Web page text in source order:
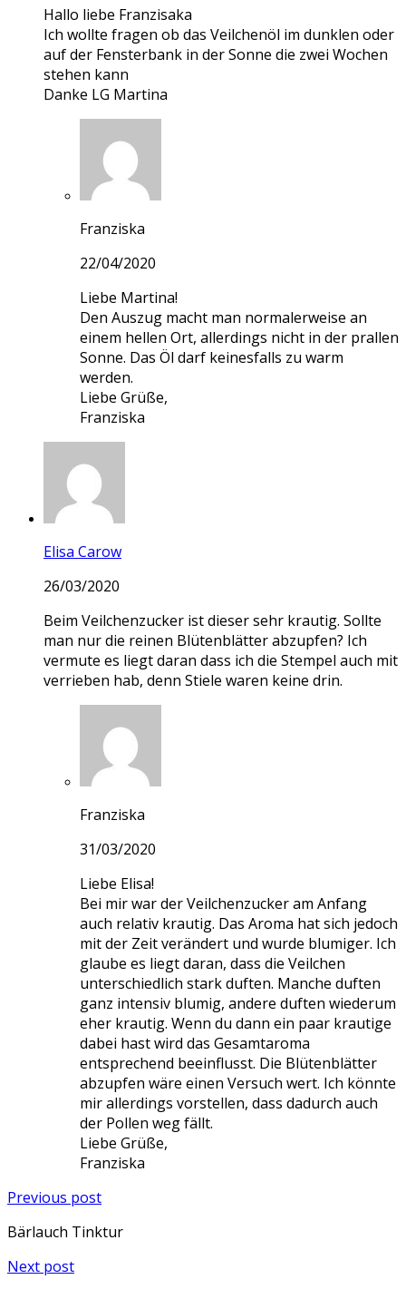
Hallo liebe Franzisaka
Ich wollte fragen ob das Veilchenöl im dunklen oder
auf der Fensterbank in der Sonne die zwei Wochen
stehen kann
Danke LG Martina
Franziska
22/04/2020
Liebe Martina!
Den Auszug macht man normalerweise an
einem hellen Ort, allerdings nicht in der prallen
Sonne. Das Öl darf keinesfalls zu warm
werden.
Liebe Grüße,
Franziska
Elisa Carow
26/03/2020
Beim Veilchenzucker ist dieser sehr krautig. Sollte
man nur die reinen Blütenblätter abzupfen? Ich
vermute es liegt daran dass ich die Stempel auch mit
verrieben hab, denn Stiele waren keine drin.
Franziska
31/03/2020
Liebe Elisa!
Bei mir war der Veilchenzucker am Anfang
auch relativ krautig. Das Aroma hat sich jedoch
mit der Zeit verändert und wurde blumiger. Ich
glaube es liegt daran, dass die Veilchen
unterschiedlich stark duften. Manche duften
ganz intensiv blumig, andere duften wiederum
eher krautig. Wenn du dann ein paar krautige
dabei hast wird das Gesamtaroma
entsprechend beeinflusst. Die Blütenblätter
abzupfen wäre einen Versuch wert. Ich könnte
mir allerdings vorstellen, dass dadurch auch
der Pollen weg fällt.
Liebe Grüße,
Franziska
Previous post
Bärlauch Tinktur
Next post